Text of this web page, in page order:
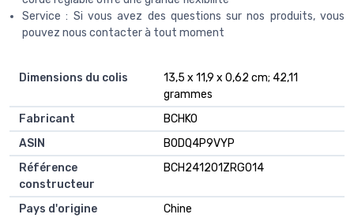
Service : Si vous avez des questions sur nos produits, vous
pouvez nous contacter à tout moment
Dimensions du colis
13,5 x 11,9 x 0,62 cm; 42,11
grammes
Fabricant
BCHKO
ASIN
B0DQ4P9VYP
Référence
constructeur
BCH241201ZRG014
Pays d'origine
Chine